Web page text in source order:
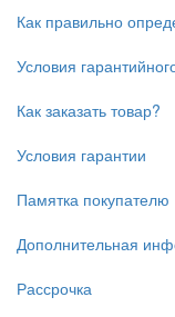
Как правильно
Условия
Как заказать товар?
Условия гарантии
Памятка покупателю
Дополнительная
Рассрочка